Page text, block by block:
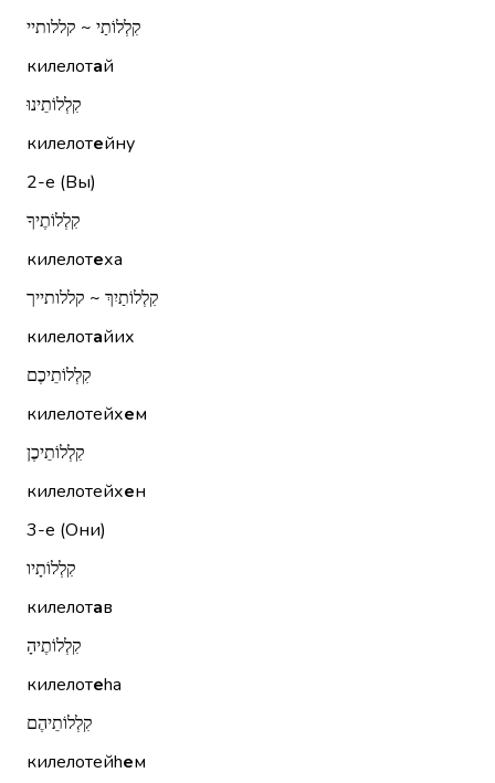
קִלְלוֹתַי ~ קללותיי
килелотай
קִלְלוֹתֵינוּ
килелотейну
2-е (Вы)
קִלְלוֹתֶיךָ
килелотеха
קִלְלוֹתַיִךְ ~ קללותייך
килелотайих
קִלְלוֹתֵיכֶם
килелотейхем
קִלְלוֹתֵיכֶן
килелотейхен
3-е (Они)
קִלְלוֹתָיו
килелотав
קִלְלוֹתֶיהָ
килелотеhа
קִלְלוֹתֵיהֶם
килелотейhем